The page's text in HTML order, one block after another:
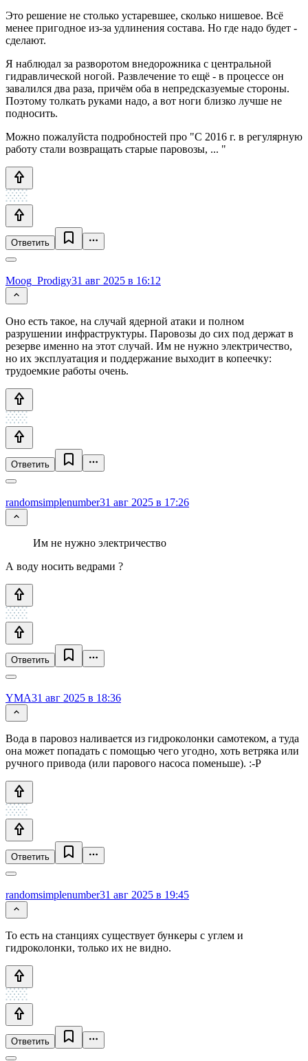
Это решение не столько устаревшее, сколько нишевое. Всё
менее пригодное из-за удлинения состава. Но где надо будет -
сделают.
Я наблюдал за разворотом внедорожника с центральной
гидравлической ногой. Развлечение то ещё - в процессе он
завалился два раза, причём оба в непредсказуемые стороны.
Поэтому толкать руками надо, а вот ноги близко лучше не
подносить.
Можно пожалуйста подробностей про "С 2016 г. в регулярную
работу стали возвращать старые паровозы, ... "
Ответить
Moog_Prodigy31 авг 2025 в 16:12
Оно есть такое, на случай ядерной атаки и полном
разрушении инфраструктуры. Паровозы до сих под держат в
резерве именно на этот случай. Им не нужно электричество,
но их эксплуатация и поддержание выходит в копеечку:
трудоемкие работы очень.
Ответить
randomsimplenumber31 авг 2025 в 17:26
Им не нужно электричество
А воду носить ведрами ?
Ответить
YMA31 авг 2025 в 18:36
Вода в паровоз наливается из гидроколонки самотеком, а туда
она может попадать с помощью чего угодно, хоть ветряка или
ручного привода (или парового насоса поменьше). :-Р
Ответить
randomsimplenumber31 авг 2025 в 19:45
То есть на станциях существует бункеры с углем и
гидроколонки, только их не видно.
Ответить